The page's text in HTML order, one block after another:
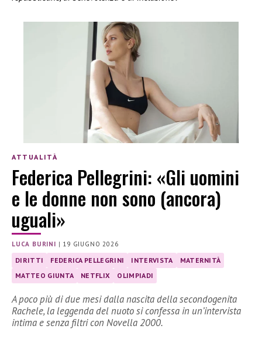
ATTUALITÀ
Federica Pellegrini: «Gli uomini
e le donne non sono (ancora)
uguali»
LUCA BURINI | 19 GIUGNO 2026
DIRITTI FEDERICA PELLEGRINI INTERVISTA
MATERNITÀ
MATTEO GIUNTA
NETFLIX OLIMPIADI
A poco più di due mesi dalla nascita della secondogenita
Rachele, la leggenda del nuoto si confessa in un’intervista
intima e senza filtri con Novella 2000.